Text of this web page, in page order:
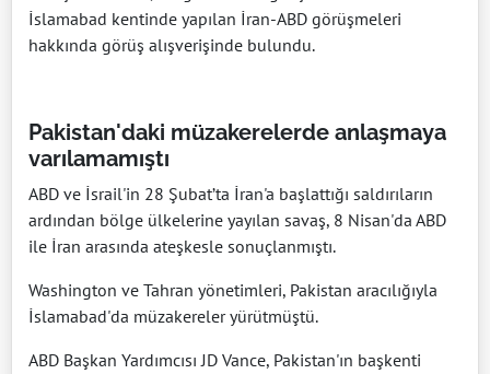
İslamabad kentinde yapılan İran-ABD görüşmeleri
hakkında görüş alışverişinde bulundu.
Pakistan'daki müzakerelerde anlaşmaya
varılamamıştı
ABD ve İsrail'in 28 Şubat’ta İran'a başlattığı saldırıların
ardından bölge ülkelerine yayılan savaş, 8 Nisan'da ABD
ile İran arasında ateşkesle sonuçlanmıştı.
Washington ve Tahran yönetimleri, Pakistan aracılığıyla
İslamabad'da müzakereler yürütmüştü.
ABD Başkan Yardımcısı JD Vance, Pakistan'ın başkenti